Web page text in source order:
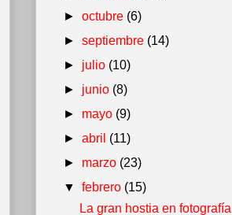
►octubre (6)
►septiembre (14)
► julio (10)
► junio (8)
► mayo (9)
►abril (11)
► marzo (23)
▼febrero (15)
La gran hostia en fotografía